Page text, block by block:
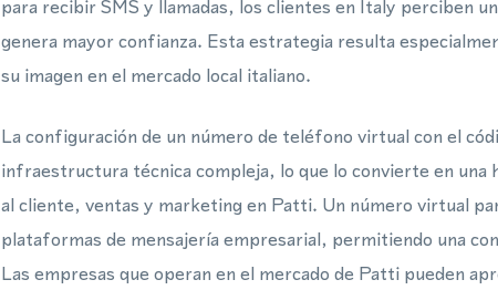
para recibir SMS y llamadas, los clientes en Italy perciben
genera mayor confianza. Esta estrategia resulta
su imagen en el mercado local italiano.
La configuración de un número de teléfono virtual con el
infraestructura técnica compleja, lo que lo convierte en
al cliente, ventas y marketing en Patti. Un número virtual
plataformas de mensajería empresarial, permitiendo una
Las empresas que operan en el mercado de Patti pueden